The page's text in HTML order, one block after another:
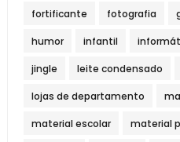
fortificante fotografia
humor infantil
jingle leite condensado
lojas de departamento
material escolar material